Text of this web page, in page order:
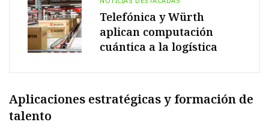
Telefónica y Würth
aplican computación
cuántica a la logística
Aplicaciones estratégicas y formación de
talento